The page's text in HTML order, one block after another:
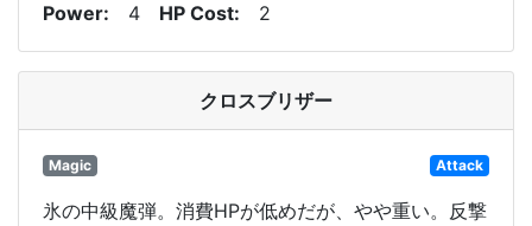
Power
4 HP Cost 2
クロスブリザー
Magic Attack
氷の中級魔弾。消費HPが低めだが、やや重い。反撃